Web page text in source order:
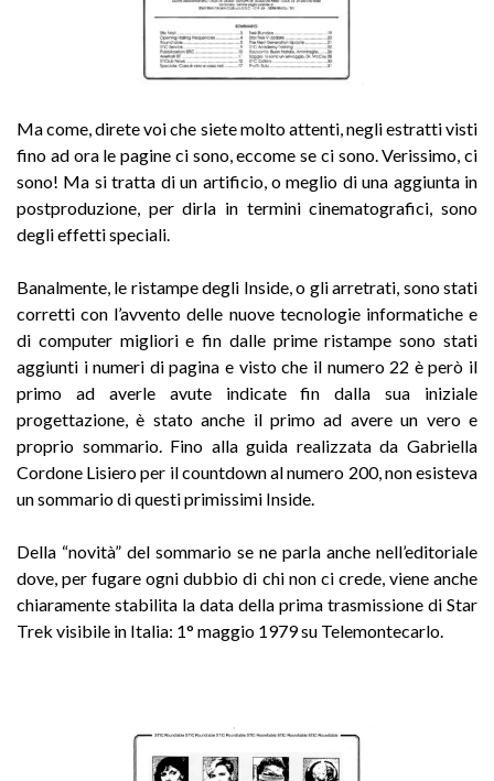
Ma come, direte voi che siete molto attenti, negli estratti visti
fino ad ora le pagine ci sono, eccome se ci sono. Verissimo, ci
sono! Ma si tratta di un artificio, o meglio di una aggiunta in
postproduzione, per dirla in termini cinematografici, sono
degli effetti speciali.
Banalmente, le ristampe degli Inside, o gli arretrati, sono stati
corretti con l’avvento delle nuove tecnologie informatiche e
di computer migliori e fin dalle prime ristampe sono stati
aggiunti i numeri di pagina e visto che il numero 22 è però il
primo ad averle avute indicate fin dalla sua iniziale
progettazione, è stato anche il primo ad avere un vero e
proprio sommario. Fino alla guida realizzata da Gabriella
Cordone Lisiero per il countdown al numero 200, non esisteva
un sommario di questi primissimi Inside.
Della “novità” del sommario se ne parla anche nell’editoriale
dove, per fugare ogni dubbio di chi non ci crede, viene anche
chiaramente stabilita la data della prima trasmissione di Star
Trek visibile in Italia: 1° maggio 1979 su Telemontecarlo.